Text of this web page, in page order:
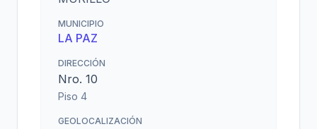
MUNICIPIO
LA PAZ
DIRECCIÓN
Nro. 10
Piso 4
GEOLOCALIZACIÓN